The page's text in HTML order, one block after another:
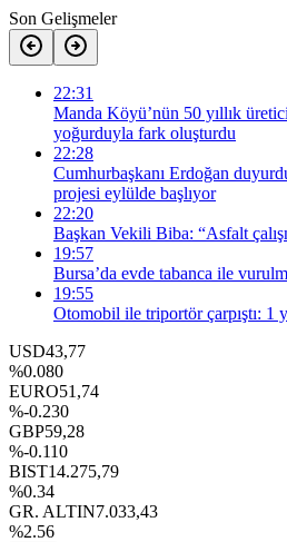
Son Gelişmeler
22:31
Manda Köyü’nün 50 yıllık
yoğurduyla fark oluşturdu
22:28
Cumhurbaşkanı Erdoğan
projesi eylülde başlıyor
22:20
Başkan Vekili Biba: “Asfalt
19:57
Bursa’da evde tabanca ile
19:55
Otomobil ile triportör çarpıştı: 1
USD43,77
%0.080
EURO51,74
%-0.230
GBP59,28
%-0.110
BIST14.275,79
%0.34
GR. ALTIN7.033,43
%2.56